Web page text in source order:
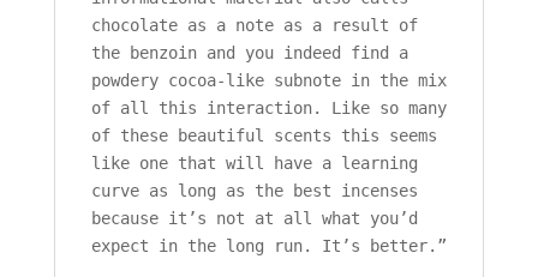
chocolate as a note as a result of
the benzoin and you indeed find a
powdery cocoa-like subnote in the mix
of all this interaction. Like so many
of these beautiful scents this seems
like one that will have a learning
curve as long as the best incenses
because it’s not at all what you’d
expect in the long run. It’s better.”